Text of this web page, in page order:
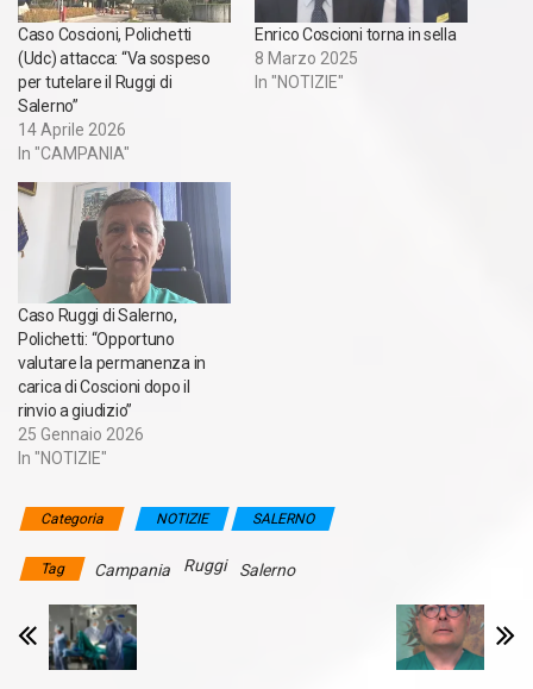
Caso Coscioni, Polichetti
(Udc) attacca: “Va sospeso
per tutelare il Ruggi di
Salerno”
14 Aprile 2026
In "CAMPANIA"
Enrico Coscioni torna in sella
8 Marzo 2025
In "NOTIZIE"
Caso Ruggi di Salerno,
Polichetti: “Opportuno
valutare la permanenza in
carica di Coscioni dopo il
rinvio a giudizio”
25 Gennaio 2026
In "NOTIZIE"
Categoria NOTIZIE SALERNO
Tag Campania Ruggi Salerno